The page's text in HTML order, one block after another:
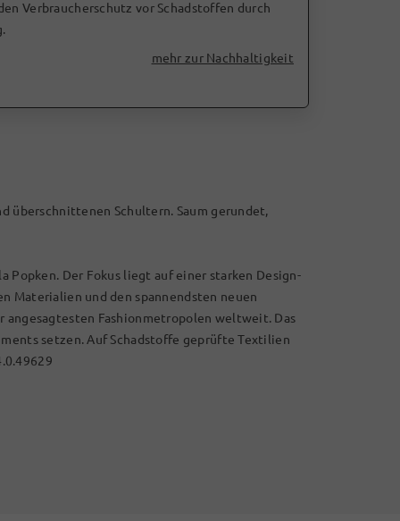
Verbraucherschutz vor Schadstoffen durch
mehr zur Nachhaltigkeit
überschnittenen Schultern. Saum gerundet,
Popken. Der Fokus liegt auf einer starken Design-
Materialien und den spannendsten neuen
angesagtesten Fashionmetropolen weltweit. Das
setzen. Auf Schadstoffe geprüfte Textilien